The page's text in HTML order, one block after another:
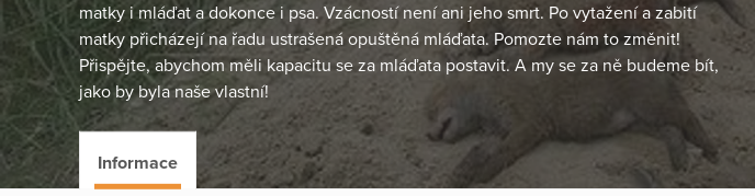
matky i mláďat a dokonce i psa. Vzácností není ani jeho smrt. Po vytažení a zabití
matky přicházejí na řadu ustrašená opuštěná mláďata. Pomozte nám to změnit!
Přispějte, abychom měli kapacitu se za mláďata postavit. A my se za ně budeme bít,
jako by byla naše vlastní!
Informace